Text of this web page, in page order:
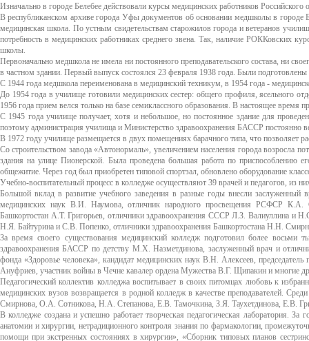
Изначально в городе Белебее действовали курсы медицинских работников
В республиканском архиве города Уфы документов об основании медшколы в городе
медицинская школа. По устным свидетельствам старожилов города и ветеранов
потребность в медицинских работниках среднего звена. Так, наличие РОККовских
школы.
Первоначально медшкола не имела ни постоянного преподавательского состава, ни
в частном здании. Первый выпуск состоялся 23 февраля 1938 года. Были
С 1944 года медшкола переименована в медицинский техникум, в 1954 года -
До 1954 года в училище готовили медицинских сестер: общего профиля, ясельного
1956 года прием велся только на базе семиклассного образования. В настоящее время
С 1945 года училище получает, хотя и небольшое, но постоянное здание для
поэтому администрация училища и Министерство здравоохранения БАССР постоянно
В 1972 году училище размещается в двух помещениях барачного типа, что позволяет
Со строительством завода «Автонормаль», увеличением населения города возросла
здания на улице Пионерской. Была проведена большая работа по приспособлению
общежитие. Через год был приобретен типовой спортзал, обновлено оборудование
Учебно-воспитательный процесс в колледже осуществляют 39 врачей и педагогов,
Большой вклад в развитие учебного заведения в разные годы внесли
медицинских наук В.И. Наумова, отличник народного просвещения РСФСР К.А.
Башкортостан А.Т. Григорьев, отличники здравоохранения СССР Л.З. Валиуллина
Н.Я. Байтурина и С.В. Попенко, отличники здравоохранения Башкортостана Н.Н.
За время своего существования медицинский колледж подготовил более восьми
здравоохранения БАССР по детству М.X. Назметдинова, заслуженный врач и
фонда «Здоровье человека», кандидат медицинских наук В.Н. Алексеев,
Ануфриев, участник войны в Чечне кавалер ордена Мужества В.Г. Щипакин и многие
Педагогический коллектив колледжа воспитывает в своих питомцах любовь к
медицинских вузов возвращается в родной колледж в качестве преподавателей.
Смирнова, О.А. Сотникова, Н.А. Степанова, Е.В. Тамочкина, З.Я. Таухетдинова, Е.В.
В колледже создана и успешно работает творческая педагогическая лаборатория.
анатомии и хирургии, нетрадиционного контроля знания по фармакологии,
помощи при экстренных состояниях в хирургии», «Сборник типовых планов